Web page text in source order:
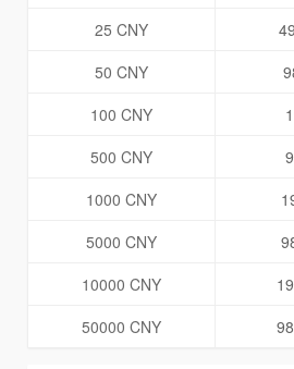
25 CNY
50 CNY
100 CNY
500 CNY
1000 CNY
5000 CNY
10000 CNY
50000 CNY